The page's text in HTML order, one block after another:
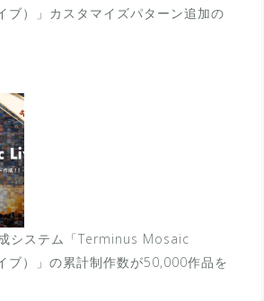
ブ）」カスタマイズパターン追加の
システム「Terminus Mosaic
ブ）」の累計制作数が50,000作品を